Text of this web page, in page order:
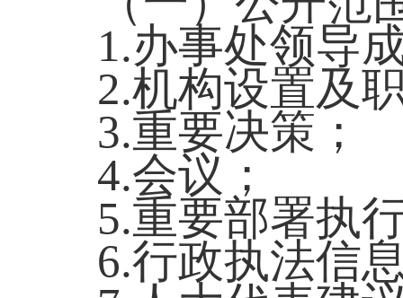
1.办事处领导
2.机构设置及
3.重要决策；
4.会议；
5.重要部署执
6.行政执法信